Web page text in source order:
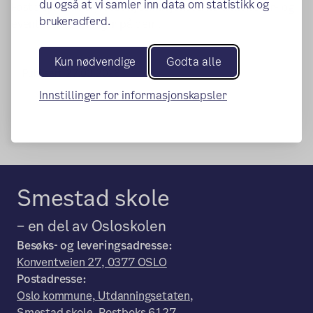
du også at vi samler inn data om statistikk og
brukeradferd.
Kun nødvendige Godta alle
Innstillinger for informasjonskapsler
Faste spilletider/fotball/tennis/eksterne aktiviteter- og
eventuelle endringer på dem.
Publisert:
Smestad skole
– en del av Osloskolen
Besøks- og leveringsadresse:
Konventveien 27, 0377 OSLO
Postadresse:
Oslo kommune, Utdanningsetaten,